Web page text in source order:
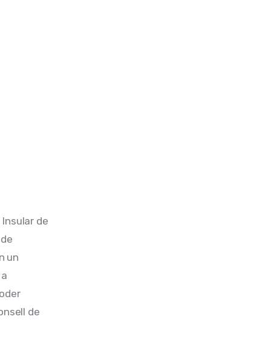
de
un
de